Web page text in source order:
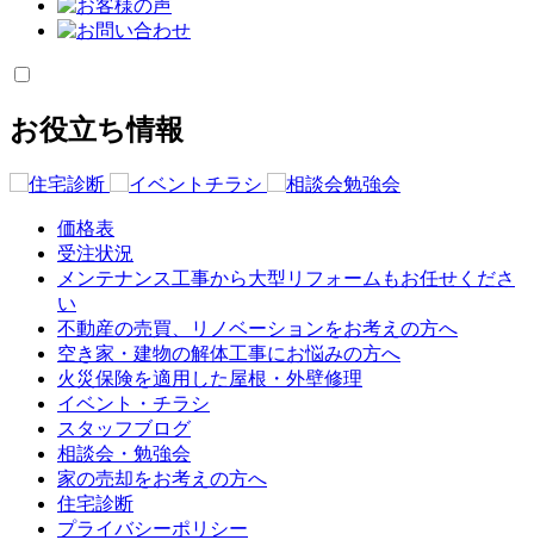
お役立ち情報
価格表
受注状況
メンテナンス工事から大型リフォームもお任せくださ
い
不動産の売買、リノベーションをお考えの方へ
空き家・建物の解体工事にお悩みの方へ
火災保険を適用した屋根・外壁修理
イベント・チラシ
スタッフブログ
相談会・勉強会
家の売却をお考えの方へ
住宅診断
プライバシーポリシー